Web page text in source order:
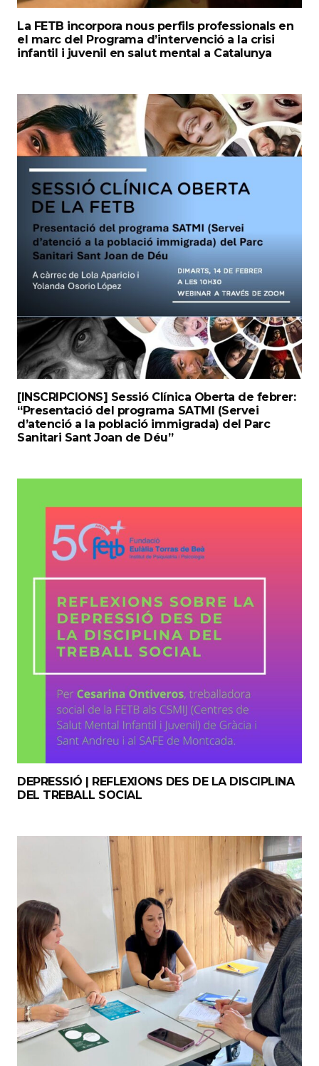
La FETB incorpora nous perfils professionals en
el marc del Programa d’intervenció a la crisi
infantil i juvenil en salut mental a Catalunya
[INSCRIPCIONS] Sessió Clínica Oberta de febrer:
“Presentació del programa SATMI (Servei
d’atenció a la població immigrada) del Parc
Sanitari Sant Joan de Déu”
DEPRESSIÓ | REFLEXIONS DES DE LA DISCIPLINA
DEL TREBALL SOCIAL